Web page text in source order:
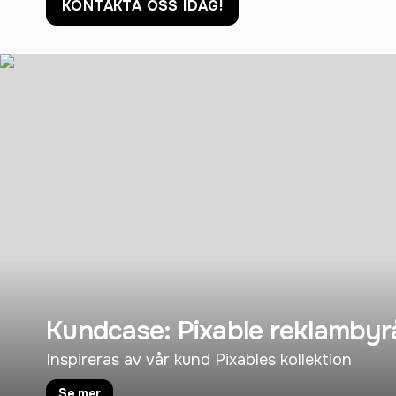
KONTAKTA OSS IDAG!
Kundcase: Pixable
Inspireras av vår kund Pixables kollektion